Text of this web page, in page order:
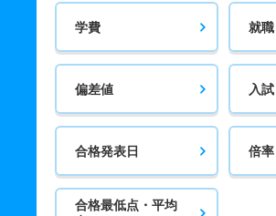
学費 就
偏差値 入試
合格発表日 倍率
合格最低点・平均